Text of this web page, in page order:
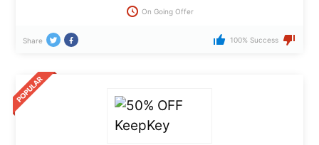
On Going Offer
Share 100% Success